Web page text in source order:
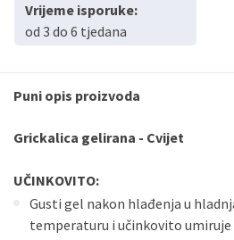
Vrijeme isporuke:
od 3 do 6 tjedana
Puni opis proizvoda
Grickalica gelirana - Cvijet
UČINKOVITO:
Gusti gel nakon hlađenja u
temperaturu i učinkovito umiruje